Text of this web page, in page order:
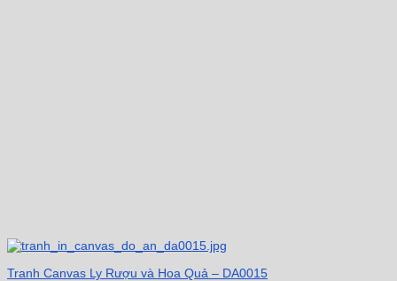
Tranh Canvas Ly Rượu và Hoa Quả – DA0015